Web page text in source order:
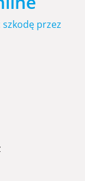
szkodę przez